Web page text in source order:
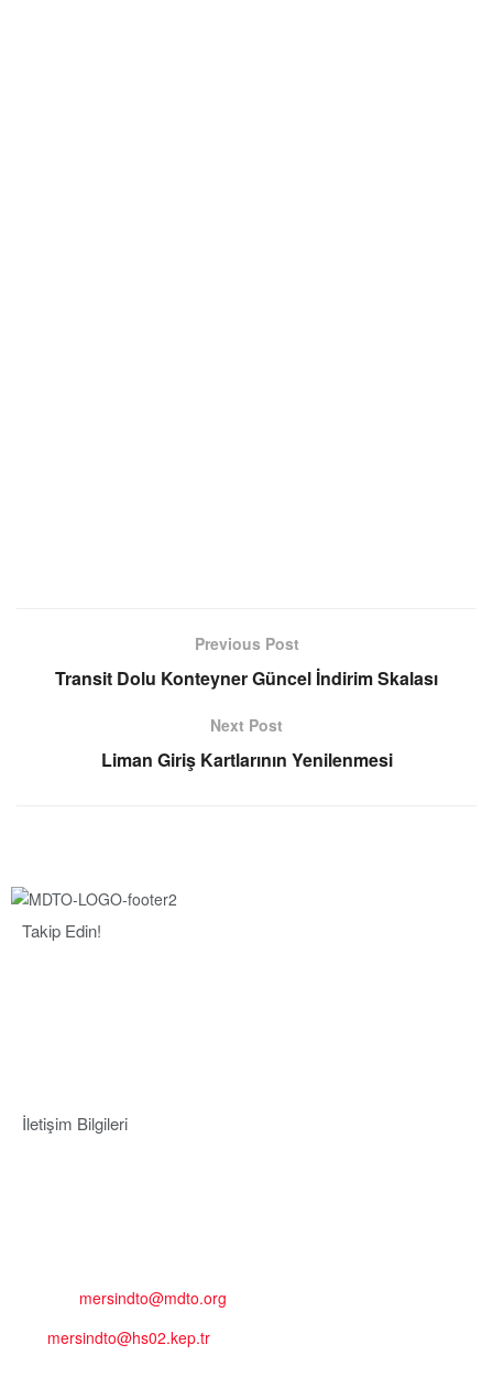
Previous Post
Transit Dolu Konteyner Güncel İndirim Skalası
Next Post
Liman Giriş Kartlarının Yenilenmesi
Takip Edin!
İletişim Bilgileri
mersindto@mdto.org
mersindto@hs02.kep.tr